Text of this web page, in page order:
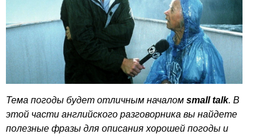
Тема погоды будет отличным началом small talk. В
этой части английского разговорника вы найдете
полезные фразы для описания хорошей погоды и